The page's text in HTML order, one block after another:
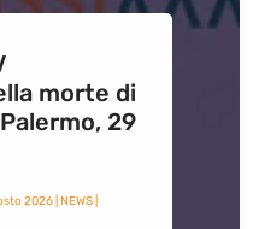
morte di
29
2026| NEWS|